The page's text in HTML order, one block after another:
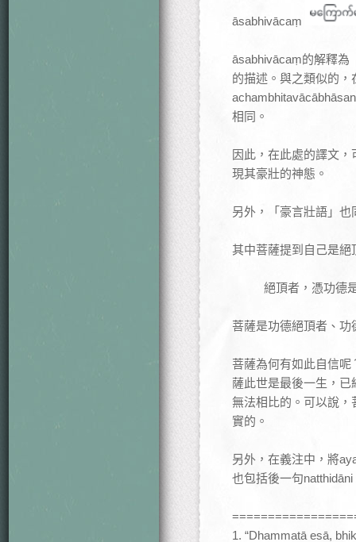
āsabhivācaṃ
āsabhivācaṃ的解釋為
的描述。與之類似的
相同。
因此，在此處的譯文
現其豪壯的神態。
另外，「豪言壯語」
其中菩薩提到自己是絕
絕頂者，憑功德
菩薩是功德絕頂者、
菩薩為何有如此自信
薩此世是最後一生，
無法相比的。可以說
實的。
另外，在義注中，將
也包括後一句
1. “Dhammatā esā,